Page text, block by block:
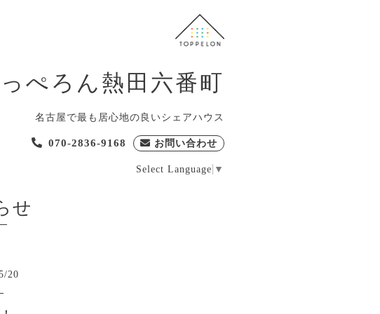
ぺろん熱田六番町
名古屋で最も居心地の良いシェアハウス
070-2836-9168 お問い合わせ
Select Language ▼
せ
/20